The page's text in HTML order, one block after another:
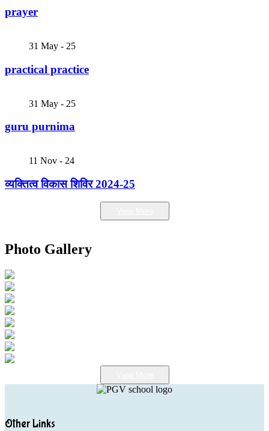
prayer
31 May - 25
practical practice
31 May - 25
guru purnima
11 Nov - 24
व्यक्तित्व विकास शिविर 2024-25
Photo Gallery
Other Links